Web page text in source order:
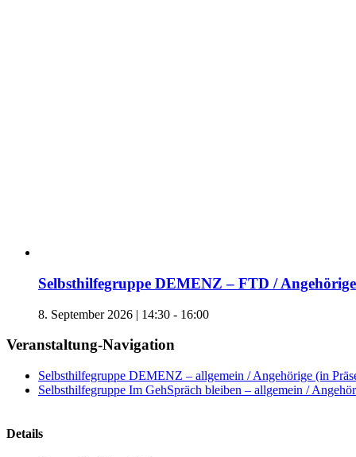
Selbsthilfegruppe DEMENZ – FTD /
8. September 2026 | 14:30 - 16:00
Veranstaltung-Navigation
Selbsthilfegruppe DEMENZ – allgemein / Angehörige (in
Selbsthilfegruppe Im GehSpräch bleiben – allgemein /
Details